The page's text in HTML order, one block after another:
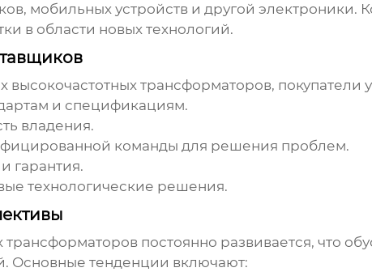
мобильных устройств и другой электроники.
в области новых технологий.
высокочастотных трансформаторов, покупатели
и спецификациям.
владения.
команды для решения проблем.
гарантия.
технологические решения.
трансформаторовпостоянно развивается, что
Основные тенденции включают: